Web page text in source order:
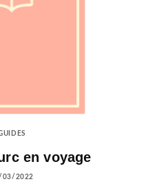
en voyage
03/2022